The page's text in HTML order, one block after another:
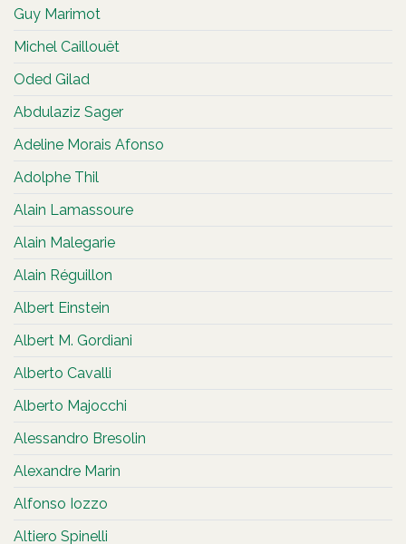
Guy Marimot
Michel Caillouët
Oded Gilad
Abdulaziz Sager
Adeline Morais Afonso
Adolphe Thil
Alain Lamassoure
Alain Malegarie
Alain Réguillon
Albert Einstein
Albert M. Gordiani
Alberto Cavalli
Alberto Majocchi
Alessandro Bresolin
Alexandre Marin
Alfonso Iozzo
Altiero Spinelli